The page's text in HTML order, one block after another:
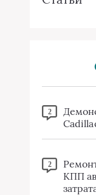
2
2
КПП